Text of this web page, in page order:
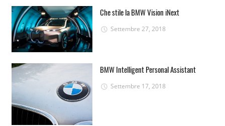
Che stile la BMW Vision iNext
Settembre 27, 2018
BMW Intelligent Personal Assistant
Settembre 17, 2018